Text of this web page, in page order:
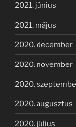
2021. június
2021. május
2020. december
2020. november
2020.
2020. augusztus
2020. július